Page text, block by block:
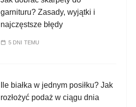
garnituru? Zasady, wyjątki i
najczęstsze błędy
5 DNI TEMU
Ile białka w jednym posiłku? Jak
rozłożyć podaż w ciągu dnia